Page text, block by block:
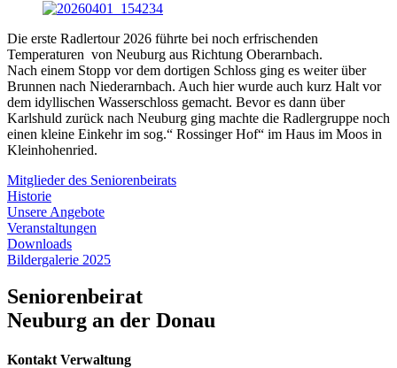
Die erste Radlertour 2026 führte bei noch erfrischenden
Temperaturen von Neuburg aus Richtung Oberarnbach.
Nach einem Stopp vor dem dortigen Schloss ging es weiter über
Brunnen nach Niederarnbach. Auch hier wurde auch kurz Halt vor
dem idyllischen Wasserschloss gemacht. Bevor es dann über
Karlshuld zurück nach Neuburg ging machte die Radlergruppe noch
einen kleine Einkehr im sog.“ Rossinger Hof“ im Haus im Moos in
Kleinhohenried.
Mitglieder des Seniorenbeirats
Historie
Unsere Angebote
Veranstaltungen
Downloads
Bildergalerie 2025
Seniorenbeirat
Neuburg an der Donau
Kontakt Verwaltung